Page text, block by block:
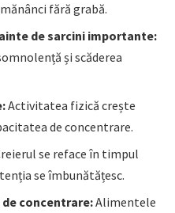
fără grabă.
de sarcini importante:
și scăderea
Activitatea fizică crește
de concentrare.
se reface în timpul
se îmbunătățesc.
concentrare:Alimentele